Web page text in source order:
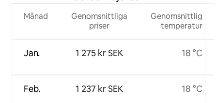
Månad
Jan.
Feb.
Genomsnittliga
priser
1 275 kr SEK
1 237 kr SEK
Genomsnittlig
temperatur
18 °C
18 °C